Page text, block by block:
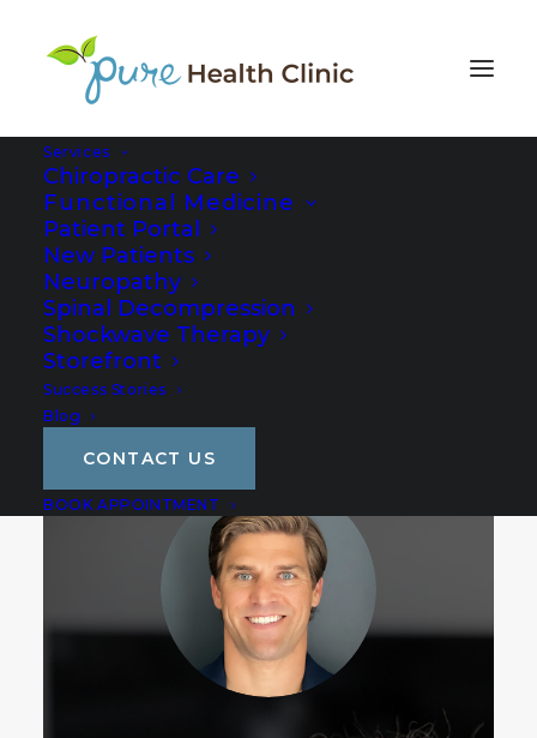
Services
Chiropractic Care
Functional Medicine
Patient Portal
New Patients
Neuropathy
Spinal Decompression
Shockwave Therapy
Storefront
Success Stories
Blog
CONTACT US
BOOK APPOINTMENT